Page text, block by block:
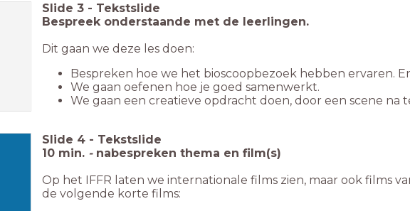
Slide 3 - Tekstslide
Bespreek onderstaande met de leerlingen.
Dit gaan we deze les doen:
Bespreken hoe we het bioscoopbezoek hebben ervaren.
We gaan oefenen hoe je goed samenwerkt.
We gaan een creatieve opdracht doen, door een scene na
Slide 4 - Tekstslide
10 min. -nabespreken thema en film(s)
Op het IFFR laten we internationale films zien, maar ook films
de volgende korte films: